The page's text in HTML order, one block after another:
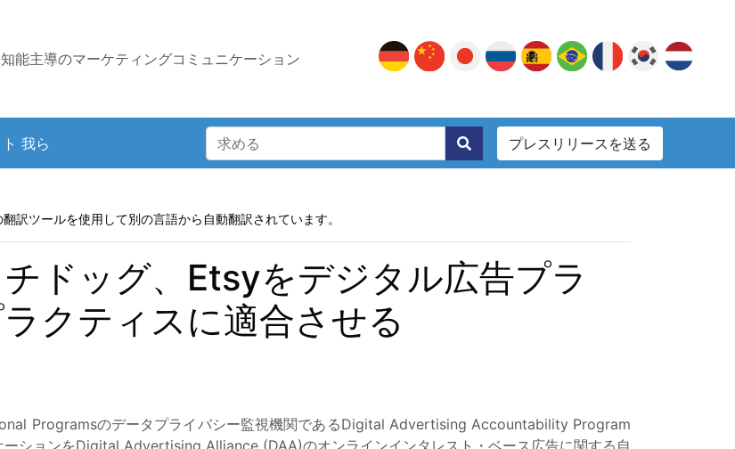
能主導のマーケティングコミュニケーション
我ら プレスリリースを送る
訳ツールを使用して別の言語から自動翻訳されています。
ドッグ、Etsyをデジタル広告プラ
クティスに適合させる
Programsのデータプライバシー監視機関であるDigital Advertising Accountability Program
ションをDigital Advertising Alliance (DAA)のオンラインインタレスト・ベース広告に関する自